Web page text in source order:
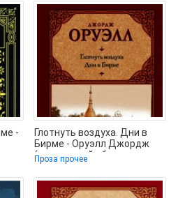
-
Глотнуть воздуха. Дни в
Бирме - Оруэлл Джордж
(книги онлайн без
регистрации
Проза прочее